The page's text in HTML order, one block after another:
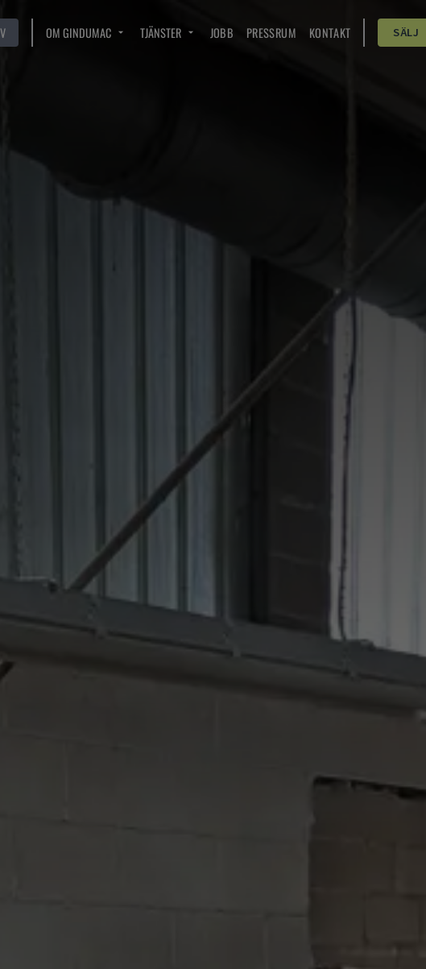
OM GINDUMAC TJÄNSTER JOBB PRESSRUM KONTAKT SÄLJ